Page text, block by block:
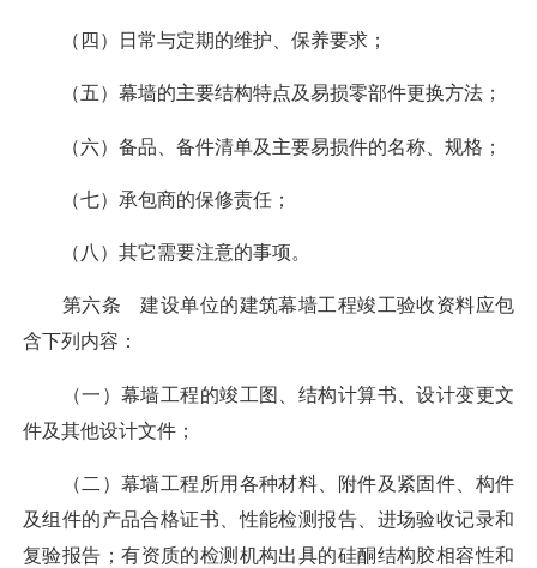
（四）日常与定期的维护、保养要求；
（五）幕墙的主要结构特点及易损零部件更换方法；
（六）备品、备件清单及主要易损件的名称、规格；
（七）承包商的保修责任；
（八）其它需要注意的事项。
第六条 建设单位的建筑幕墙工程竣工验收资料应包
含下列内容：
（一）幕墙工程的竣工图、结构计算书、设计变更文
件及其他设计文件；
（二）幕墙工程所用各种材料、附件及紧固件、构件
及组件的产品合格证书、性能检测报告、进场验收记录和
复验报告；有资质的检测机构出具的硅酮结构胶相容性和